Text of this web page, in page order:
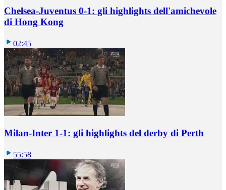
Chelsea-Juventus 0-1: gli highlights dell'amichevole
di Hong Kong
02:45
Milan-Inter 1-1: gli highlights del derby di Perth
55:58